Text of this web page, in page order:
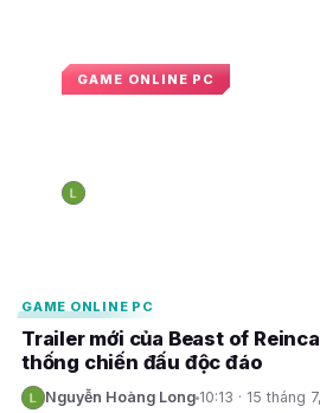
GAME ONLINE PC
N
GAME ONLINE PC
Trailer mới của Beast of
thống chiến đấu độc đáo
N Nguyễn Hoàng Long 10:13 · 15 tháng